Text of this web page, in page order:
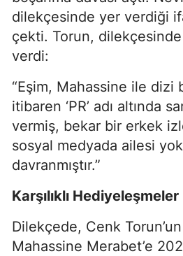
dilekçesinde yer verdiği
çekti. Torun,
verdi:
“Eşim, Mahassine ile dizi
itibaren ‘PR’ adı altında
vermiş, bekar bir erkek
sosyal medyada ailesi
davranmıştır.”
Karşılıklı
Dilekçede, Cenk
Mahassine Merabet’e